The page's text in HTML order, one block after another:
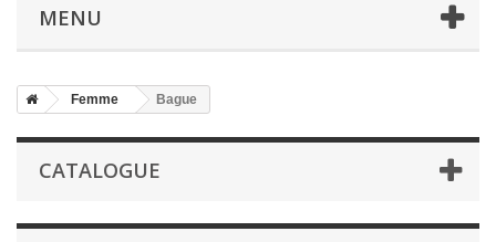
MENU
Femme Bague
CATALOGUE